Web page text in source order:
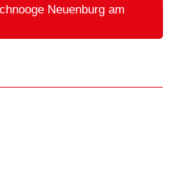
Neuenburg am